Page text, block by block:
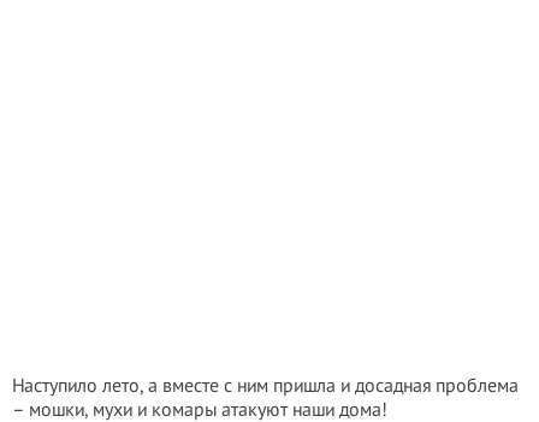
Наступило лето, а вместе с ним пришла и досадная проблема
– мошки, мухи и комары атакуют наши дома!